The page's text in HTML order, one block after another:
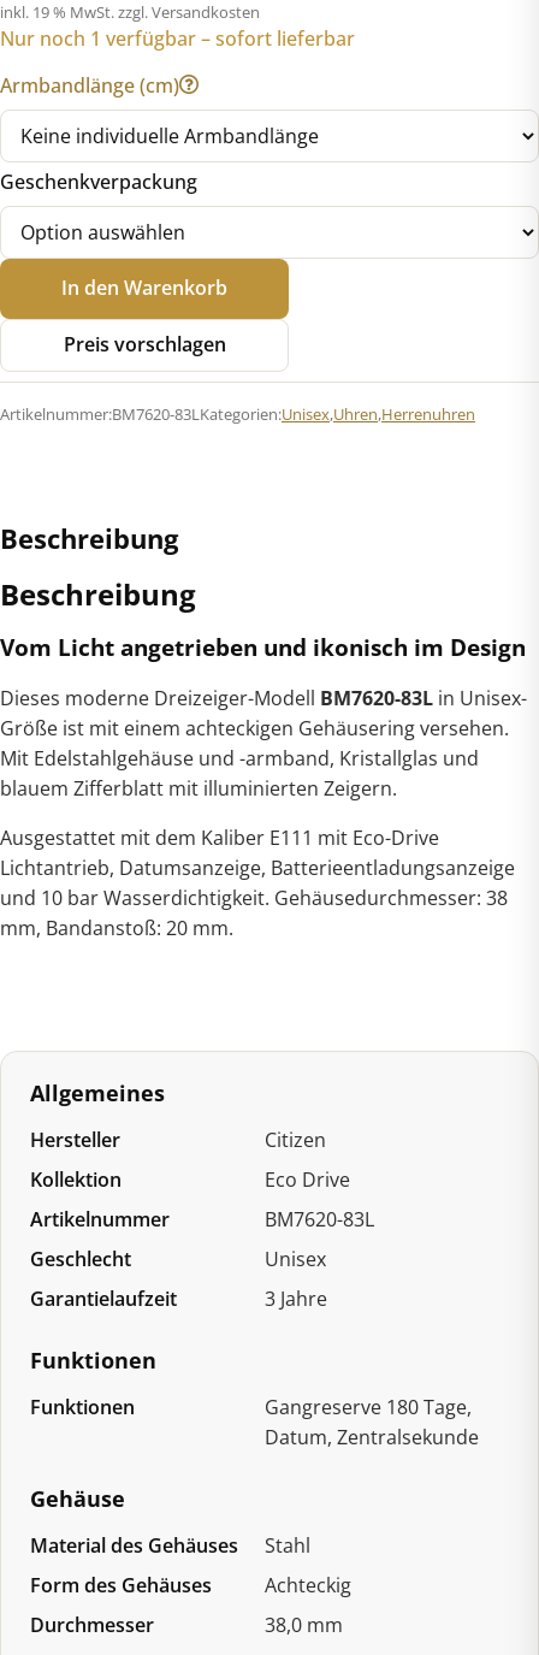
inkl. 19 % MwSt.zzgl. Versandkosten
Nur noch 1 verfügbar – sofort lieferbar
Armbandlänge (cm)
Geschenkverpackung
Citizen
BM7620-
83L
Eco-
Menge
In den Warenkorb
Preis vorschlagen
Artikelnummer:BM7620-83L Kategorien:Unisex,Uhren,Herrenuhren
Beschreibung
Beschreibung
Vom Licht angetrieben und ikonisch im Design
Dieses moderne Dreizeiger-Modell BM7620-83L in Unisex-
Größe ist mit einem achteckigen Gehäusering versehen.
Mit Edelstahlgehäuse und -armband, Kristallglas und
blauem Zifferblatt mit illuminierten Zeigern.
Ausgestattet mit dem Kaliber E111 mit Eco-Drive
Lichtantrieb, Datumsanzeige, Batterieentladungsanzeige
und 10 bar Wasserdichtigkeit. Gehäusedurchmesser: 38
mm, Bandanstoß: 20 mm.
Allgemeines
Hersteller
Citizen
Kollektion
Eco Drive
Artikelnummer
BM7620-83L
Geschlecht
Unisex
Garantielaufzeit
3 Jahre
Funktionen
Funktionen
Gangreserve 180 Tage,
Datum, Zentralsekunde
Gehäuse
Material des Gehäuses
Stahl
Form des Gehäuses
Achteckig
Durchmesser
38,0 mm